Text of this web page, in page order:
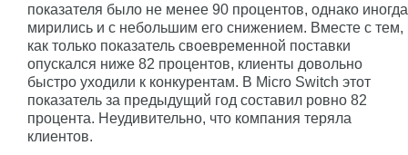
показателя было не менее 90 процентов, однако иногда
мирились и с небольшим его снижением. Вместе с тем,
как только показатель своевременной поставки
опускался ниже 82 процентов, клиенты довольно
быстро уходили к конкурентам. В Micro Switch этот
показатель за предыдущий год составил ровно 82
процента. Неудивительно, что компания теряла
клиентов.